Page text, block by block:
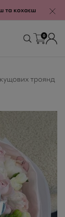
та кохаєш
0
кущових троянд